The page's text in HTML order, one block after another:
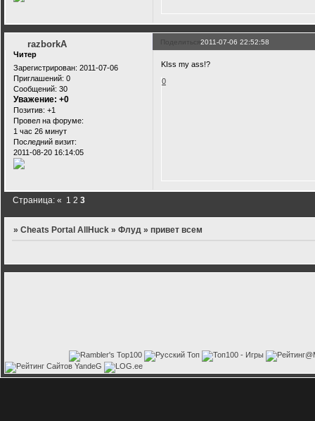
Поделиться2011-07-06 22:52:58
razborkA
Читер
Зарегистрирован: 2011-07-06
Приглашений: 0
Сообщений: 30
Уважение: +0
Позитив: +1
Провел на форуме:
1 час 26 минут
Последний визит:
2011-08-20 16:14:05
KIss my ass!?
0
Страница:« 1 2 3
»Cheats Portal AllHuck »Флуд »привет всем